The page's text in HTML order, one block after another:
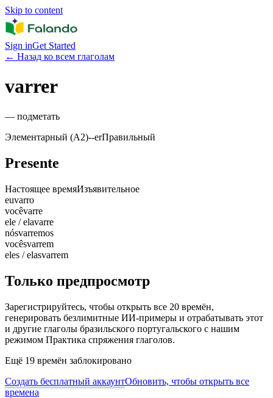
Skip to content
Sign inGet Started
← Назад ко всем глаголам
varrer
— подметать
Элементарный (A2)--erПравильный
Presente
Настоящее времяИзъявительное
euvarro
vocêvarre
ele / elavarre
nósvarremos
vocêsvarrem
eles / elasvarrem
Только предпросмотр
Зарегистрируйтесь, чтобы открыть все 20 времён,
генерировать безлимитные ИИ-примеры и отрабатывать этот
и другие глаголы бразильского португальского с нашим
режимом Практика спряжения глаголов.
Ещё 19 времён заблокировано
Создать бесплатный аккаунтОбновить, чтобы открыть все
времена